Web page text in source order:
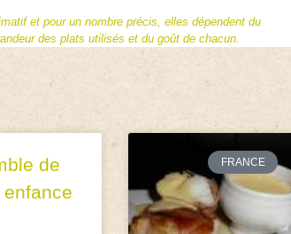
et pour un nombre précis, elles dépendent du
des plats utilisés et du goût de chacun.
de
enfance
FRANCE